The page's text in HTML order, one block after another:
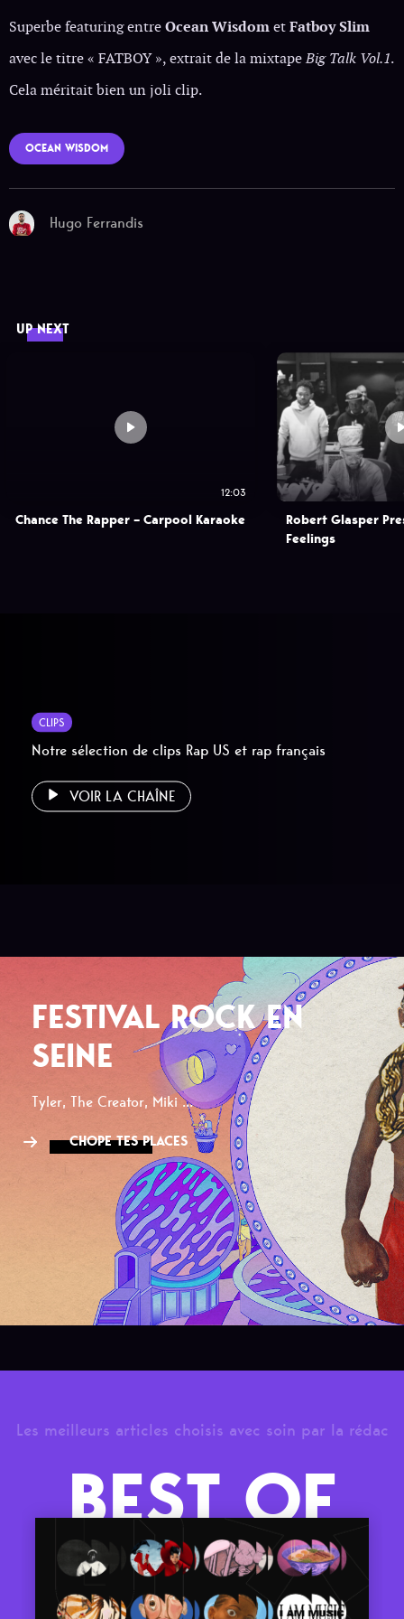
Superbe featuring entreOcean WisdometFatboy Slim
avec le titre « FATBOY », extrait de la mixtapeBig Talk Vol.1.
Cela méritait bien un joli clip.
OCEAN WISDOM
Hugo Ferrandis
UP NEXT
12:03
Chance The Rapper – Carpool Karaoke
Robert Glasper
Feelings
CLIPS
Notre sélection de clips Rap US et rap français
VOIR LA CHAÎNE
FESTIVAL ROCK EN
SEINE
Tyler, The Creator, Miki ...
CHOPE TES PLACES
Les meilleurs articles choisis avec soin par la rédac
BEST OF